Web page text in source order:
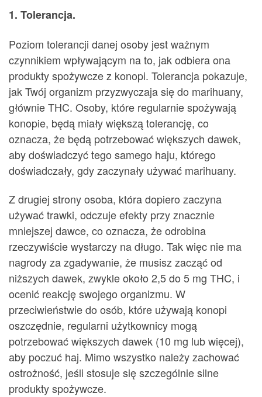
1. Tolerancja.
Poziom tolerancji danej osoby jest ważnym
czynnikiem wpływającym na to, jak odbiera ona
produkty spożywcze z konopi. Tolerancja pokazuje,
jak Twój organizm przyzwyczaja się do marihuany,
głównie THC. Osoby, które regularnie spożywają
konopie, będą miały większą tolerancję, co
oznacza, że ​​będą potrzebować większych dawek,
aby doświadczyć tego samego haju, którego
doświadczały, gdy zaczynały używać marihuany.
Z drugiej strony osoba, która dopiero zaczyna
używać trawki, odczuje efekty przy znacznie
mniejszej dawce, co oznacza, że ​​odrobina
rzeczywiście wystarczy na długo. Tak więc nie ma
nagrody za zgadywanie, że musisz zacząć od
niższych dawek, zwykle około 2,5 do 5 mg THC, i
ocenić reakcję swojego organizmu. W
przeciwieństwie do osób, które używają konopi
oszczędnie, regularni użytkownicy mogą
potrzebować większych dawek (10 mg lub więcej),
aby poczuć haj. Mimo wszystko należy zachować
ostrożność, jeśli stosuje się szczególnie silne
produkty spożywcze.